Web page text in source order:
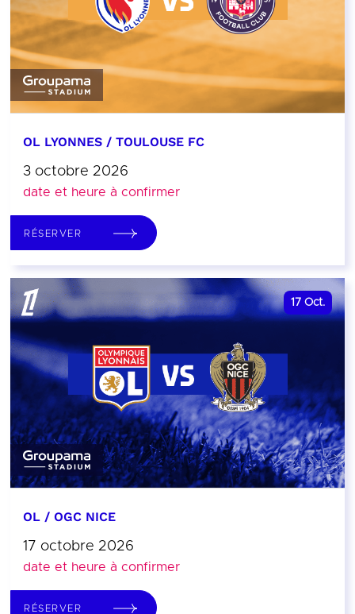
OL LYONNES / TOULOUSE FC
3 octobre 2026
date et heure à confirmer
RÉSERVER
17 Oct.
OL / OGC NICE
17 octobre 2026
date et heure à confirmer
RÉSERVER